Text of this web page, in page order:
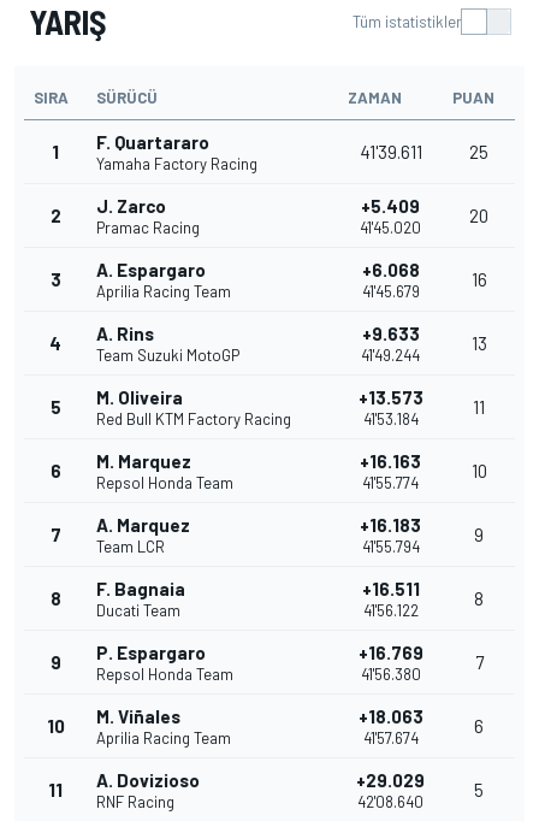
YARIŞ Tüm istatistikler
SIRA SÜRÜCÜ ZAMAN PUAN
1 F. Quartararo
Yamaha Factory Racing
41'39.611 25
2 J. Zarco
Pramac Racing
+5.409
41'45.020
20
3 A. Espargaro
Aprilia Racing Team
+6.068
41'45.679
16
4 A. Rins
Team Suzuki MotoGP
+9.633
41'49.244
13
5 M. Oliveira
Red Bull KTM Factory Racing
+13.573
41'53.184
11
6 M. Marquez
Repsol Honda Team
+16.163
41'55.774
10
7 A. Marquez
Team LCR
+16.183
41'55.794
9
8 F. Bagnaia
Ducati Team
+16.511
41'56.122
8
9 P. Espargaro
Repsol Honda Team
+16.769
41'56.380
7
10 M. Viñales
Aprilia Racing Team
+18.063
41'57.674
6
11 A. Dovizioso
RNF Racing
+29.029
42'08.640
5